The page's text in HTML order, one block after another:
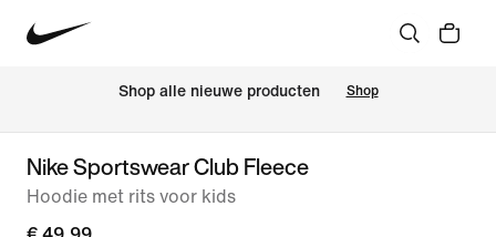
Shop alle nieuwe producten Shop
Nike Sportswear Club Fleece
Hoodie met rits voor kids